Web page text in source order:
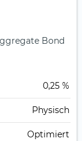
Bond
0,25 %
Physisch
Optimiert